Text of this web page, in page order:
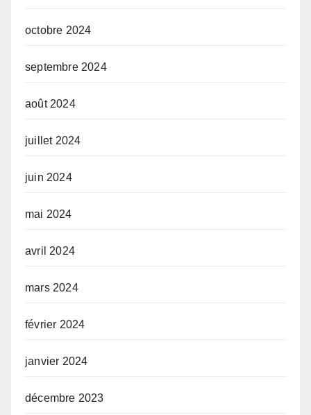
octobre 2024
septembre 2024
août 2024
juillet 2024
juin 2024
mai 2024
avril 2024
mars 2024
février 2024
janvier 2024
décembre 2023